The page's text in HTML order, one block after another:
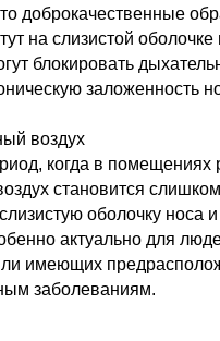
доброкачественные
на слизистой оболочке
блокировать
заложенность
воздух
когда в помещениях
становится
оболочку носа
актуально для
имеющих
заболеваниям.